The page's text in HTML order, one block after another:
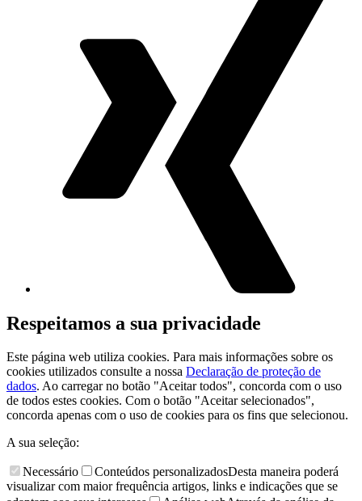
Respeitamos a sua privacidade
Este página web utiliza cookies. Para mais informações sobre os
cookies utilizados consulte a nossa Declaração de proteção de
dados. Ao carregar no botão "Aceitar todos", concorda com o uso
de todos estes cookies. Com o botão "Aceitar selecionados",
concorda apenas com o uso de cookies para os fins que selecionou.
A sua seleção:
Necessário Conteúdos personalizadosDesta maneira poderá
visualizar com maior frequência artigos, links e indicações que se